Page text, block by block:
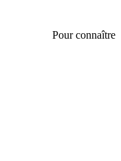
Pour connaître